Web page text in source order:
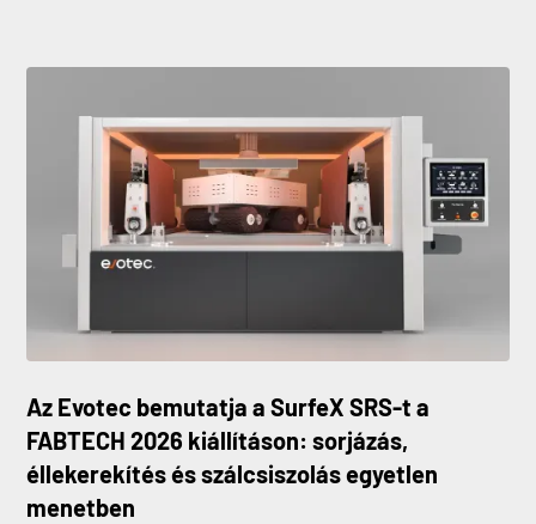
Az Evotec bemutatja a SurfeX SRS-t a
FABTECH 2026 kiállításon: sorjázás,
éllekerekítés és szálcsiszolás egyetlen
menetben